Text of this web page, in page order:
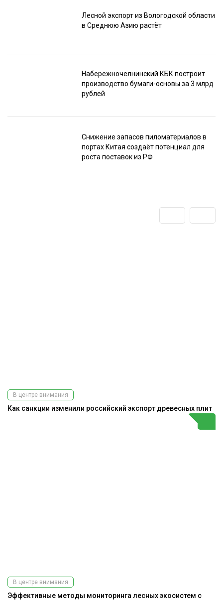
Лесной экспорт из Вологодской области
в Среднюю Азию растёт
Набережночелнинский КБК построит
производство бумаги-основы за 3 млрд
рублей
Снижение запасов пиломатериалов в
портах Китая создаёт потенциал для
роста поставок из РФ
В центре внимания
Как санкции изменили российский экспорт древесных плит
В центре внимания
Эффективные методы мониторинга лесных экосистем с